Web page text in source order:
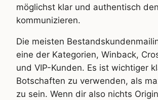
möglichst klar und authentisch
kommunizieren.
Die meisten
eine der Kategorien, Winback,
und VIP-Kunden. Es ist wichtiger
Botschaften zu verwenden, als
zu sein. Wenn dir also nichts